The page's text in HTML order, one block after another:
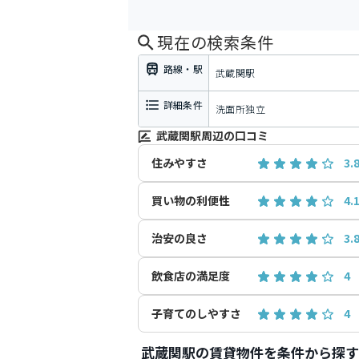
現在の検索条件
路線・駅 武蔵関駅
詳細条件 洗面所独立
武蔵関駅周辺の口コミ
住みやすさ
買い物の利便性
治安の良さ
飲食店の満足度 4
子育てのしやすさ 4
武蔵関駅の賃貸物件を条件から探す